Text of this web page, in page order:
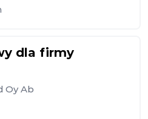
dla firmy
Oy Ab